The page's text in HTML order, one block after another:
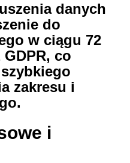
danych
do
w ciągu 72
co
zakresu i
i